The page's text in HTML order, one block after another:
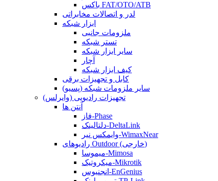
باکس FAT/OTO/ATB
لدر و اتصالات مخابراتی
ابزار شبکه
ملزومات جانبی
تستر شبکه
سایر ابزار شبکه
آچار
کیف ابزار شبکه
کابل و تجهیزات برقی
سایر ملزومات شبکه (پسیو)
تجهیزات رادیویی (وایرلس)
آنتن ها
فاز-Phase
دلتالینک-DeltaLink
وایمکس نیر-WimaxNear
رادیوهای Outdoor (خارجی)
میموسا-Mimosa
میکروتیک-Mikrotik
انجنیوس-EnGenius